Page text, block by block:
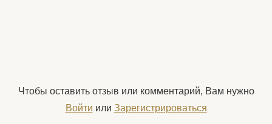
Чтобы оставить отзыв или комментарий, Вам нужно
Войти или Зарегистрироваться